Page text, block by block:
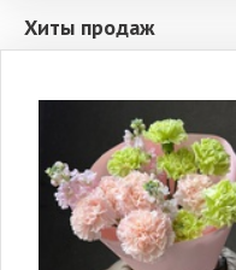
Хиты продаж